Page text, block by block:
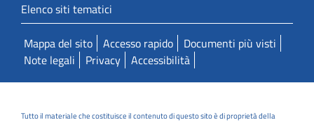
Elenco siti tematici
Mappa del sito Accesso rapido
Documenti più visti
Note legali
Privacy Accessibilità
Tutto il materiale che costituisce il contenuto di questo sito è di proprietà della